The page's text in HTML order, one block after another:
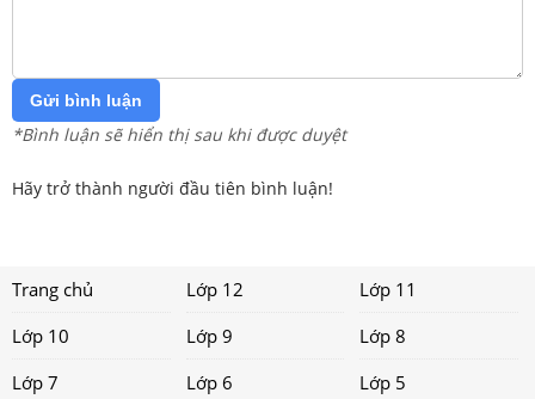
Gửi bình luận
*Bình luận sẽ hiển thị sau khi được duyệt
Hãy trở thành người đầu tiên bình luận!
Trang chủ Lớp 12
Lớp 11
Lớp 10
Lớp 9
Lớp 8
Lớp 7
Lớp 6
Lớp 5